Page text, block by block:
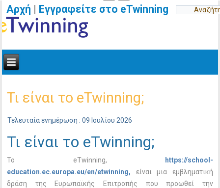
Αρχή | Εγγραφείτε στο eTwinning
Τι είναι το eTwinning;
Τελευταία ενημέρωση : 09 Ιουλίου 2026
Τι είναι το eTwinning;
Το eTwinning,
https://school-
education.ec.europa.eu/en/etwinning, είναι μια εμβληματική
δράση της Ευρωπαϊκής Επιτροπής που προωθεί την